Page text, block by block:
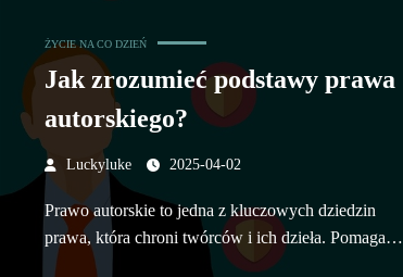
ŻYCIE NA CO DZIEŃ
Jak zrozumieć podstawy prawa
autorskiego?
Luckyluke 2025-04-02
Prawo autorskie to jedna z kluczowych dziedzin
prawa, która chroni twórców i ich dzieła. Pomaga…